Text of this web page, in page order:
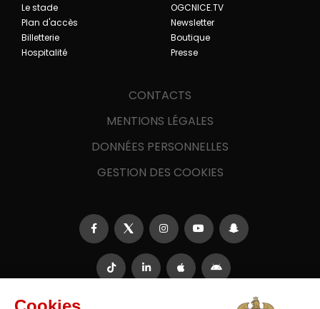
Le stade
Plan d'accès
Billetterie
Hospitalité
OGCNICE.TV
Newsletter
Boutique
Presse
CONTACTS
MENTIONS LÉGALES
DONNÉES PERSONNELLES
GESTION DES COOKIES